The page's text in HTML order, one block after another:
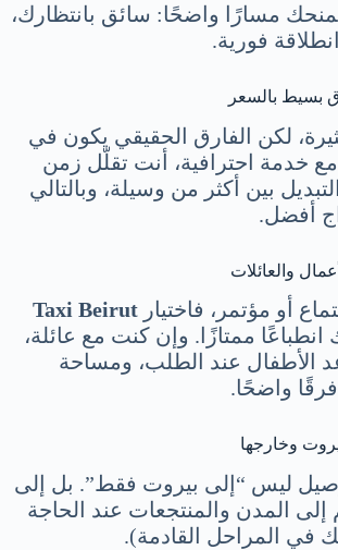
مسارًا واضحًا: سائق بانتظارك،
فورية.
بسيط بالسعر
لكن الفارق الحقيقي يكون في
خدمة احترافية، أنت تقلّل زمن
بين أكثر من وسيلة، وبالتالي
أفضل.
والعائلات
أو مؤتمر، فاختيار Taxi Beirut
ممتازًا. وإن كنت مع عائلة،
الأطفال عند الطلب، ومساحة
واضحًا.
وخارجها
ليس “إلى بيروت فقط”. بل إلى
إلى المدن والمنتجعات عند الحاجة
في المراحل القادمة).